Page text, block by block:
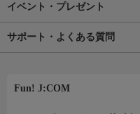
イベント・プレゼント
サポート・よくある質問
Fun! J:COM